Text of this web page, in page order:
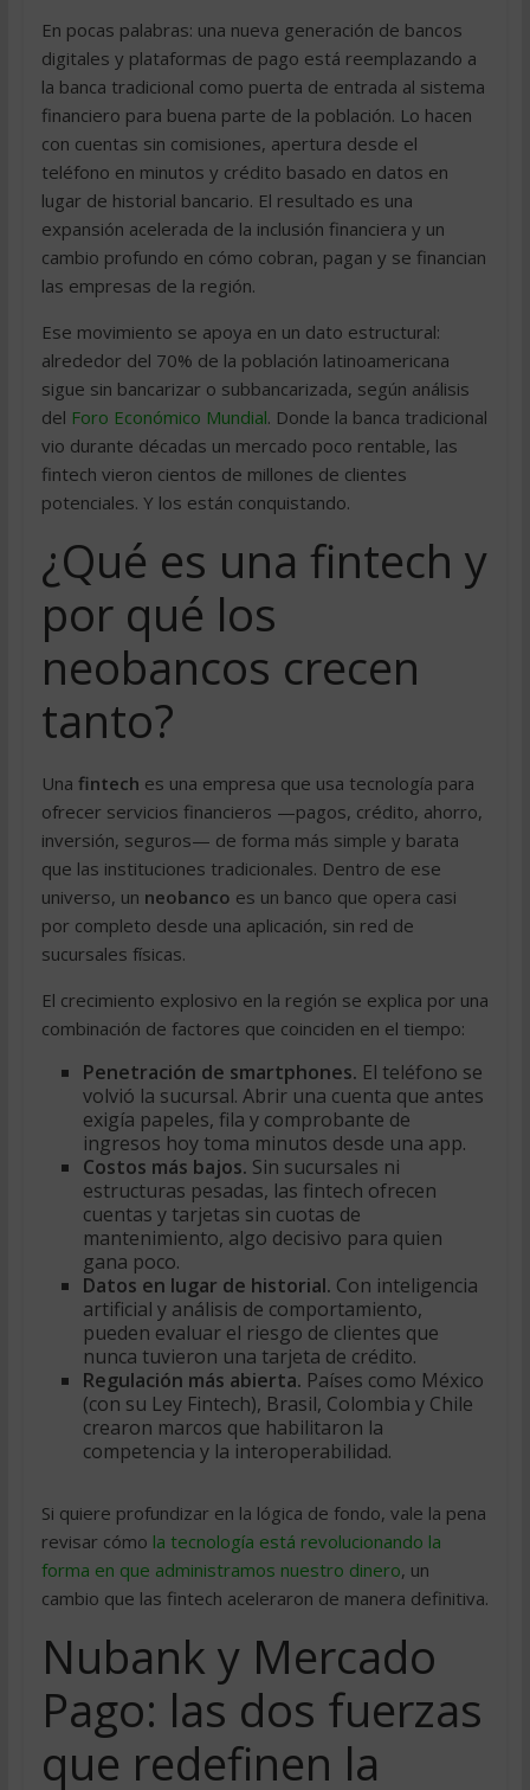
En pocas palabras: una nueva generación de bancos
digitales y plataformas de pago está reemplazando a
la banca tradicional como puerta de entrada al sistema
financiero para buena parte de la población. Lo hacen
con cuentas sin comisiones, apertura desde el
teléfono en minutos y crédito basado en datos en
lugar de historial bancario. El resultado es una
expansión acelerada de la inclusión financiera y un
cambio profundo en cómo cobran, pagan y se financian
las empresas de la región.
Ese movimiento se apoya en un dato estructural:
alrededor del 70% de la población latinoamericana
sigue sin bancarizar o subbancarizada, según análisis
del Foro Económico Mundial. Donde la banca tradicional
vio durante décadas un mercado poco rentable, las
fintech vieron cientos de millones de clientes
potenciales. Y los están conquistando.
¿Qué es una fintech y
por qué los
neobancos crecen
tanto?
Una fintech es una empresa que usa tecnología para
ofrecer servicios financieros —pagos, crédito, ahorro,
inversión, seguros— de forma más simple y barata
que las instituciones tradicionales. Dentro de ese
universo, un neobanco es un banco que opera casi
por completo desde una aplicación, sin red de
sucursales físicas.
El crecimiento explosivo en la región se explica por una
combinación de factores que coinciden en el tiempo:
Penetración de smartphones. El teléfono se
volvió la sucursal. Abrir una cuenta que antes
exigía papeles, fila y comprobante de
ingresos hoy toma minutos desde una app.
Costos más bajos. Sin sucursales ni
estructuras pesadas, las fintech ofrecen
cuentas y tarjetas sin cuotas de
mantenimiento, algo decisivo para quien
gana poco.
Datos en lugar de historial. Con inteligencia
artificial y análisis de comportamiento,
pueden evaluar el riesgo de clientes que
nunca tuvieron una tarjeta de crédito.
Regulación más abierta. Países como México
(con su Ley Fintech), Brasil, Colombia y Chile
crearon marcos que habilitaron la
competencia y la interoperabilidad.
Si quiere profundizar en la lógica de fondo, vale la pena
revisar cómo la tecnología está revolucionando la
forma en que administramos nuestro dinero, un
cambio que las fintech aceleraron de manera definitiva.
Nubank y Mercado
Pago: las dos fuerzas
que redefinen la